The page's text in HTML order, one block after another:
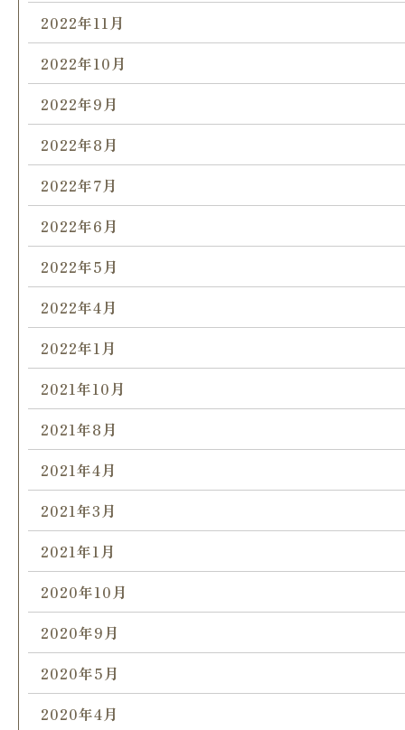
2022年11月
2022年10月
2022年9月
2022年8月
2022年7月
2022年6月
2022年5月
2022年4月
2022年1月
2021年10月
2021年8月
2021年4月
2021年3月
2021年1月
2020年10月
2020年9月
2020年5月
2020年4月